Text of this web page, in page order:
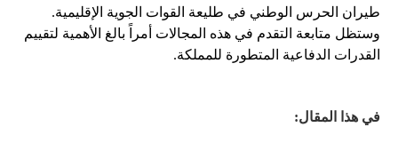
طيران الحرس الوطني في طليعة القوات الجوية الإقليمية.
وستظل متابعة التقدم في هذه المجالات أمراً بالغ الأهمية لتقييم
القدرات الدفاعية المتطورة للمملكة.
في هذا المقال: